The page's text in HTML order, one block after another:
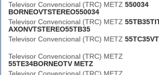
Televisor Convencional (TRC) METZ 550034
BORNEOVTSTEREO550034
Televisor Convencional (TRC) METZ
AXONVTSTEREO55TB35
Televisor Convencional (TRC) METZ
Televisor Convencional (TRC) METZ
55TE34BORNEOTV METZ